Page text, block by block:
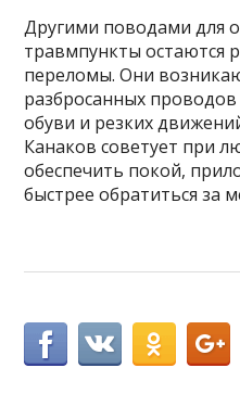
Другими поводами для
травмпункты остаются
переломы. Они
разбросанных
обуви и резких
Канаков советует при
обеспечить покой,
быстрее обратиться